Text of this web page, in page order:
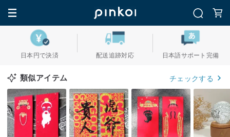
日本円で決済 配送追跡対応 日本語サポート完備
類似アイテム チェックする